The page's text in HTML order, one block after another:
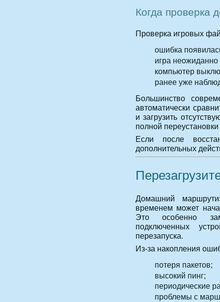
Когда проверка
Проверка игровых
ошибка
игра
компьютер
ранее уже
Большинство
автоматически
и загрузить
полной
Если после
дополнительных
Домашний
временем может
Это особенно
подключенных
перезапуска.
Из-за накопления
потеря пакетов;
высокий пинг;
периодические
проблемы с